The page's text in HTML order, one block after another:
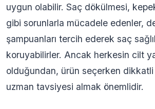
uygun olabilir. Saç dökülmesi,
gibi sorunlarla mücadele edenler,
şampuanları tercih ederek saç
koruyabilirler. Ancak herkesin cilt
olduğundan, ürün seçerken
uzman tavsiyesi almak önemlidir.